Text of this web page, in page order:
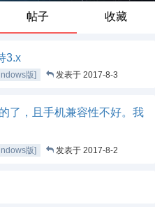
帖子 收藏
3.x
版] 发表于 2017-8-3
了，且手机兼容性不好。我
版] 发表于 2017-8-2